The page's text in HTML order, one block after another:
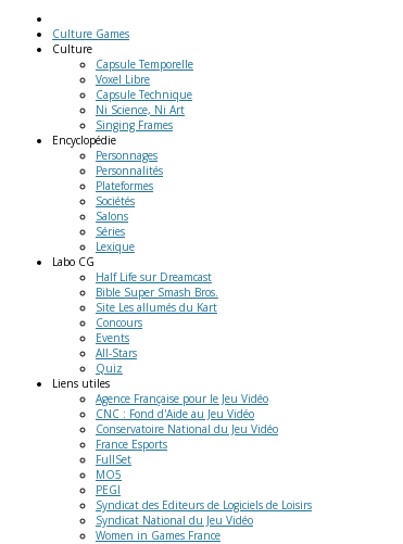
Culture Games
Culture
Capsule Temporelle
Voxel Libre
Capsule Technique
Ni Science, Ni Art
Singing Frames
Encyclopédie
Personnages
Personnalités
Plateformes
Sociétés
Salons
Séries
Lexique
Labo CG
Half Life sur Dreamcast
Bible Super Smash Bros.
Site Les allumés du Kart
Concours
Events
All-Stars
Quiz
Liens utiles
Agence Française pour le Jeu Vidéo
CNC : Fond d'Aide au Jeu Vidéo
Conservatoire National du Jeu Vidéo
France Esports
FullSet
MO5
PEGI
Syndicat des Editeurs de Logiciels de Loisirs
Syndicat National du Jeu Vidéo
Women in Games France